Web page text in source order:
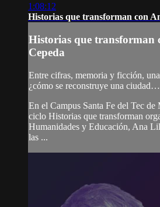
1:08:12
Historias que transforman con
Historias que transforman
Cepeda
Entre cifras, memoria y ficción,
¿cómo se reconstruye una
En el Campus Santa Fe del Tec de
ciclo Historias que transforman
Humanidades y Educación, Ana
las ...